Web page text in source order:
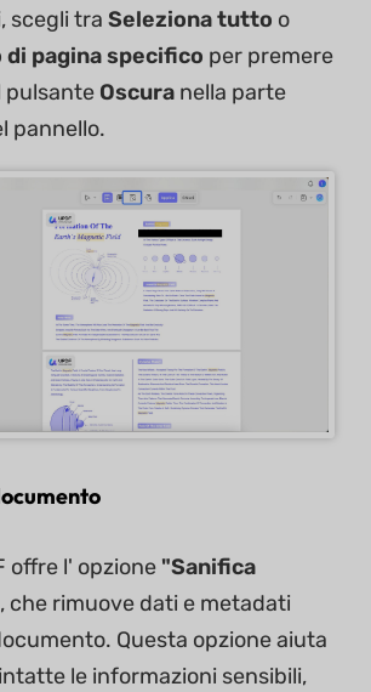
scegli tra Seleziona tutto o
di pagina specifico per premere
pulsante Oscura nella parte
pannello.
offre l' opzione "Sanifica
, che rimuove dati e metadati
Questa opzione aiuta
le informazioni sensibili,